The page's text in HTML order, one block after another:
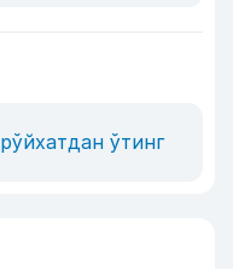
рўйхатдан ўтинг